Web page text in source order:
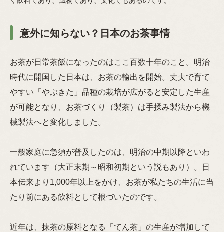
意外に知らない？日本のお茶事情
お茶が日常茶飯になったのはここ百数十年のこと。明治
時代に開国した日本は、お茶の輸出を開始。丈夫で育て
やすい「やぶきた」品種の栽培が広がると安定した生産
が可能となり、お茶づくり（製茶）は手揉み製法から機
械製法へと変化しました。
一般家庭に急須が普及したのは、明治の中期以降といわ
れています（大正末期～昭和初期という説もあり）。日
本伝来より1,000年以上をかけ、お茶が私たちの生活に当
たり前にある飲料として根づいたのです。
近年は、抹茶の原料となる「てん茶」の生産が増加して